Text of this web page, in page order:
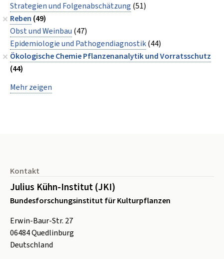
Strategien und Folgenabschätzung (51)
Reben (49)
Obst und Weinbau (47)
Epidemiologie und Pathogendiagnostik(44)
Ökologische Chemie Pflanzenanalytik und Vorratsschutz
(44)
Mehr zeigen
Kontakt
Julius Kühn-Institut (JKI)
Bundesforschungsinstitut für Kulturpflanzen
Erwin-Baur-Str. 27
06484Quedlinburg
Deutschland